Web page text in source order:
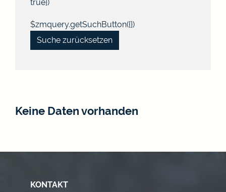
true})
$zmquery.getSuchButton({})
Suche zurücksetzen
Keine Daten vorhanden
KONTAKT